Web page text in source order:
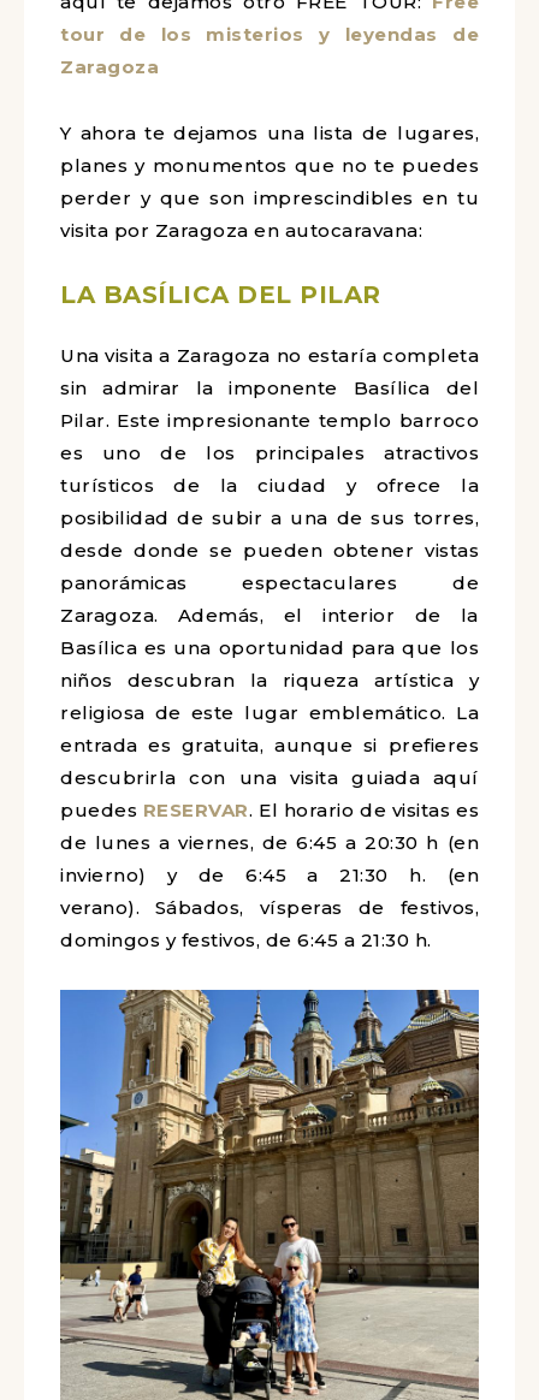
tour de los misterios y leyendas de
Zaragoza
Y ahora te dejamos una lista de lugares,
planes y monumentos que no te puedes
perder y que son imprescindibles en tu
visita por Zaragoza en autocaravana:
LA BASÍLICA DEL PILAR
Una visita a Zaragoza no estaría completa
sin admirar la imponente Basílica del
Pilar. Este impresionante templo barroco
es uno de los principales atractivos
turísticos de la ciudad y ofrece la
posibilidad de subir a una de sus torres,
desde donde se pueden obtener vistas
panorámicas espectaculares de
Zaragoza. Además, el interior de la
Basílica es una oportunidad para que los
niños descubran la riqueza artística y
religiosa de este lugar emblemático. La
entrada es gratuita, aunque si prefieres
descubrirla con una visita guiada aquí
puedes RESERVAR. El horario de visitas es
de lunes a viernes, de 6:45 a 20:30 h (en
invierno) y de 6:45 a 21:30 h. (en
verano). Sábados, vísperas de festivos,
domingos y festivos, de 6:45 a 21:30 h.